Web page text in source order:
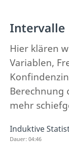
Intervalle
Hier klären
Variablen,
Berechnung
mehr
Induktive
Dauer: 04:46